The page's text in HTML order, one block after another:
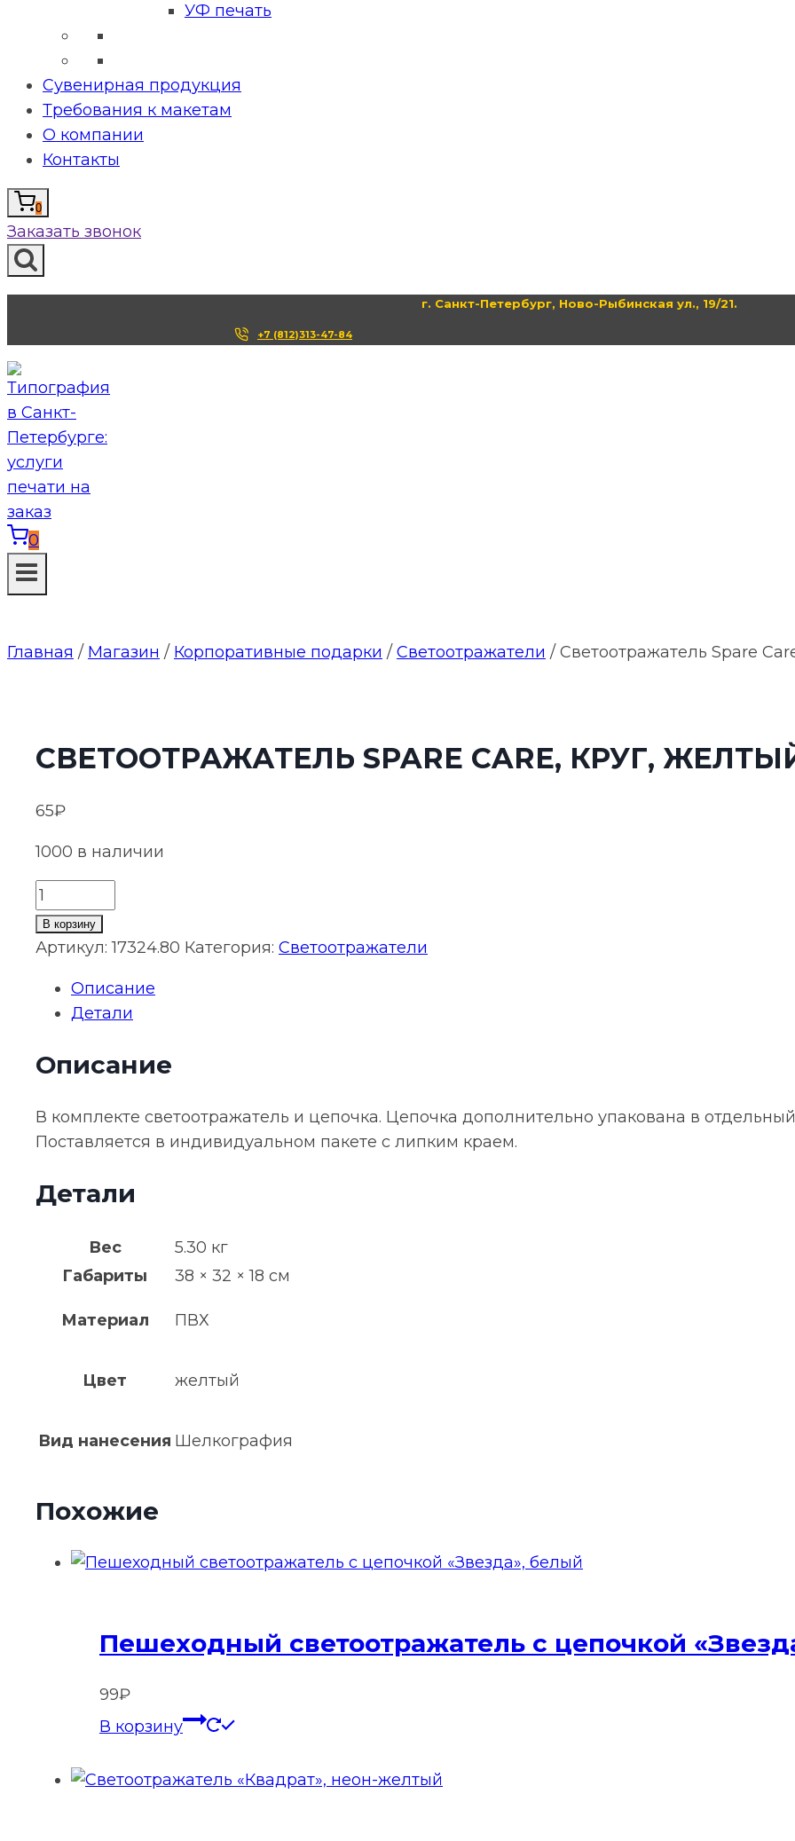
УФ печать
Сувенирная продукция
Требования к макетам
О компании
Контакты
0
Заказать звонок
г. Санкт-Петербург, Ново-Рыбинская ул., 19/21.
+7 (812)313-47-84
0
Главная / Магазин / Корпоративные подарки / Светоотражатели / Светоотражатель Spare
СВЕТООТРАЖАТЕЛЬ SPARE CARE, КРУГ,
65₽
1000 в наличии
Количество
товара
Светоотражатель
Care,
круг,
неон
В корзину
Артикул:17324.80 Категория: Светоотражатели
Описание
Детали
Описание
В комплекте светоотражатель и цепочка. Цепочка дополнительно упакована в отдельный
Поставляется в индивидуальном пакете с липким краем.
Детали
Вес
5.30 кг
Габариты
38 × 32 × 18 см
Материал ПВХ
Цвет желтый
Вид нанесения Шелкография
Похожие
Пешеходный светоотражатель с цепочкой
99₽
В корзину